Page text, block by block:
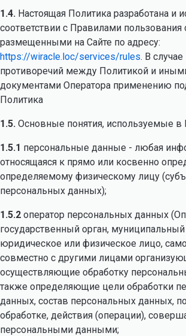
1.4. Настоящая Политика разработана и
соответствии с Правилами пользования
размещенными на Сайте по адресу:
https://wiracle.loc/services/rules. В
противоречий между Политикой и
документами Оператора применению
Политика
1.5. Основные понятия, используемые в
1.5.1 персональные данные - любая
относящаяся к прямо или косвенно
определяемому физическому лицу
персональных данных);
1.5.2 оператор персональных данных
государственный орган, муниципальный
юридическое или физическое лицо,
совместно с другими лицами
осуществляющие обработку
также определяющие цели обработки
данных, состав персональных данных,
обработке, действия (операции),
персональными данными;